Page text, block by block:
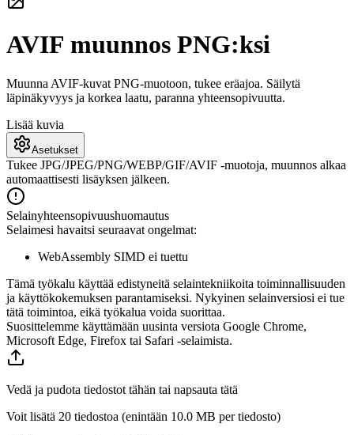
Pikahaku työkaluihin
AVIF muunnos PNG:ksi
Muunna AVIF-kuvat PNG-muotoon, tukee eräajoa. Säilytä
läpinäkyvyys ja korkea laatu, paranna yhteensopivuutta.
Lisää kuvia
Asetukset
Tukee JPG/JPEG/PNG/WEBP/GIF/AVIF -muotoja, muunnos alkaa
automaattisesti lisäyksen jälkeen.
Selainyhteensopivuushuomautus
Selaimesi havaitsi seuraavat ongelmat:
WebAssembly SIMD ei tuettu
Tämä työkalu käyttää edistyneitä selaintekniikoita toiminnallisuuden
ja käyttökokemuksen parantamiseksi. Nykyinen selainversiosi ei tue
tätä toimintoa, eikä työkalua voida suorittaa.
Suosittelemme käyttämään uusinta versiota Google Chrome,
Microsoft Edge, Firefox tai Safari -selaimista.
Vedä ja pudota tiedostot tähän tai napsauta tätä
Voit lisätä 20 tiedostoa (enintään 10.0 MB per tiedosto)